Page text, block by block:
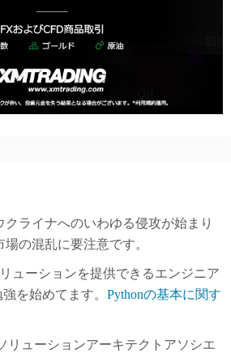
クライナへのいわゆる侵攻が始まり
の混乱に要注意です。
ューションを提供できるエンジニア
を始めてます。 Pythonの基本に関す
リューションアーキテクトアソシエ